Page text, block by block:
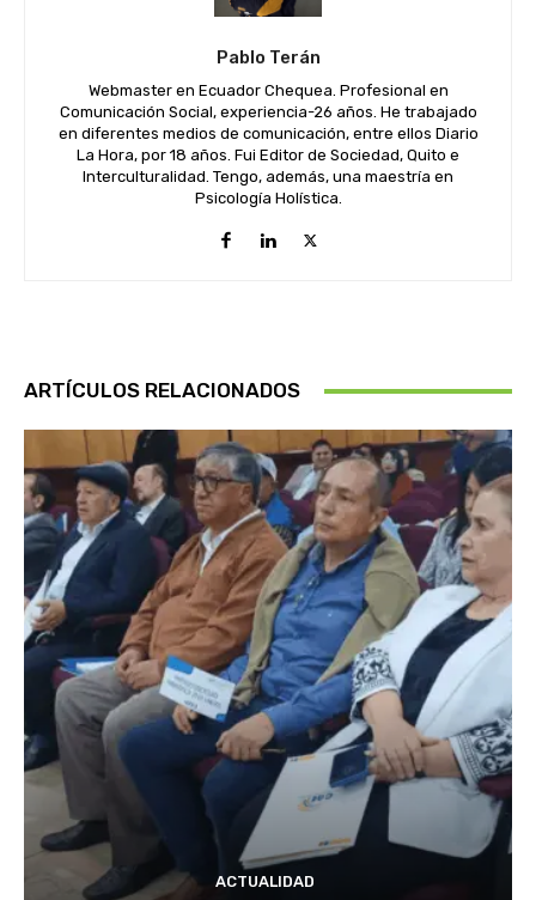
Pablo Terán
Webmaster en Ecuador Chequea. Profesional en
Comunicación Social, experiencia-26 años. He trabajado
en diferentes medios de comunicación, entre ellos Diario
La Hora, por 18 años. Fui Editor de Sociedad, Quito e
Interculturalidad. Tengo, además, una maestría en
Psicología Holística.
ARTÍCULOS RELACIONADOS
ACTUALIDAD